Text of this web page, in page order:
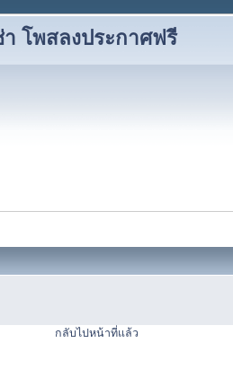
โพสลงประกาศฟรี
กลับไปหน้าที่แล้ว